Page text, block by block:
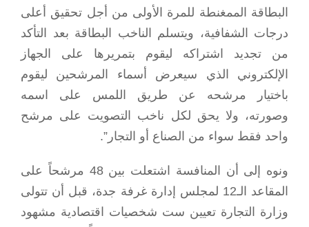
البطاقة الممغنطة للمرة الأولى من أجل تحقيق أعلى
درجات الشفافية، ويتسلم الناخب البطاقة بعد التأكد
من تجديد اشتراكه ليقوم بتمريرها على الجهاز
الإلكتروني الذي سيعرض أسماء المرشحين ليقوم
باختيار مرشحه عن طريق اللمس على اسمه
وصورته، ولا يحق لكل ناخب التصويت على مرشح
واحد فقط سواء من الصناع أو التجار”.
ونوه إلى أن المنافسة اشتعلت بين 48 مرشحاً على
المقاعد الـ12 لمجلس إدارة غرفة جدة، قبل أن تتولى
وزارة التجارة تعيين ست شخصيات اقتصادية مشهود